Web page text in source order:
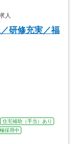
人
研修充実／福
住宅補助（手当）あり
採用中